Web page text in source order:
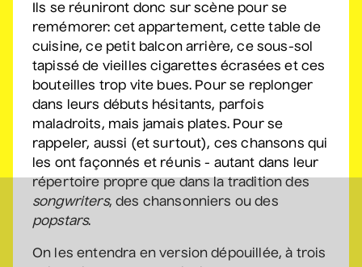
5 septembre 2026• 20 h 00
Salle André-Mathieu
Véronic DiCaire
• Nouveau spectacle
6 septembre 2026• 15 h 00
Salle André-Mathieu
Patrick Norman et
• Patrick Norman et
Ils se réuniront donc sur scène pour se
remémorer: cet appartement, cette table de
cuisine, ce petit balcon arrière, ce sous-sol
tapissé de vieilles cigarettes écrasées et ces
bouteilles trop vite bues. Pour se replonger
dans leurs débuts hésitants, parfois
maladroits, mais jamais plates. Pour se
rappeler, aussi (et surtout), ces chansons qui
les ont façonnés et réunis - autant dans leur
répertoire propre que dans la tradition des
songwriters, des chansonniers ou des
popstars.
On les entendra en version dépouillée, à trois